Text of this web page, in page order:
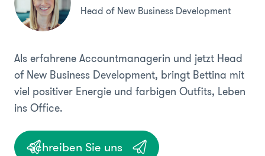
Head of New Business Development
Als erfahrene Accountmanagerin und jetzt Head
of New Business Development, bringt Bettina mit
viel positiver Energie und farbigen Outfits, Leben
ins Office.
Schreiben Sie uns